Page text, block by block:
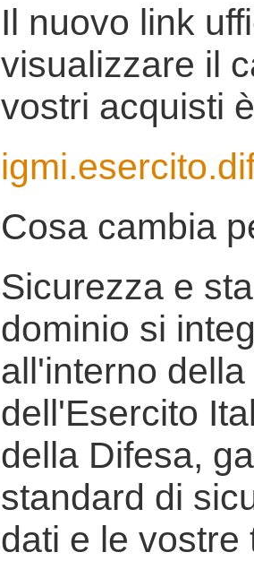
Il nuovo link
visualizzare il
vostri acquisti
Cosa cambia
Sicurezza e
dominio si
all'interno
dell'Esercito
della Difesa,
standard di
dati e le vostre